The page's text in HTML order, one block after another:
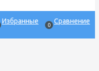
Избранные 0 Сравнение